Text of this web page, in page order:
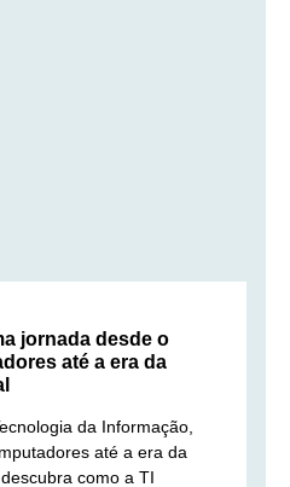
jornada desde o
até a era da
da Informação,
até a era da
como a TI